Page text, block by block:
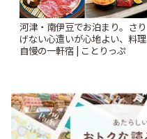
河津・南伊豆でお泊まり。さり
げない心遣いが心地よい、料理
自慢の一軒宿 | ことりっぷ